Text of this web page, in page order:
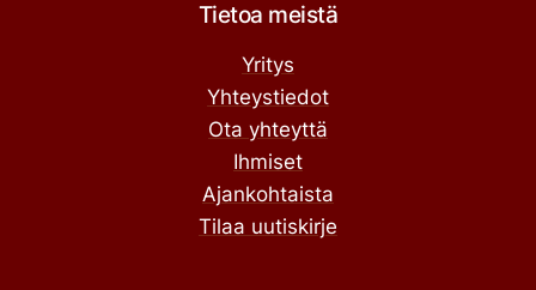
Tietoa meistä
Yritys
Yhteystiedot
Ota yhteyttä
Ihmiset
Ajankohtaista
Tilaa uutiskirje